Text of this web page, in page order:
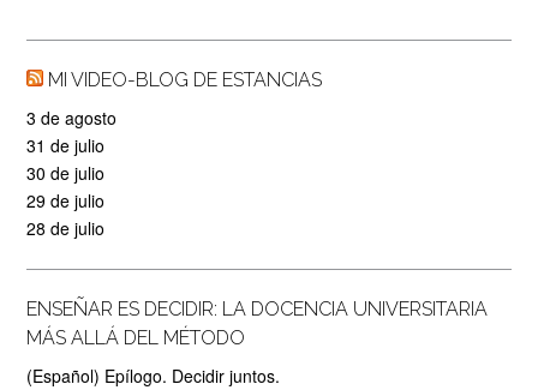
MI VIDEO-BLOG DE ESTANCIAS
3 de agosto
31 de julio
30 de julio
29 de julio
28 de julio
ENSEÑAR ES DECIDIR: LA DOCENCIA UNIVERSITARIA
MÁS ALLÁ DEL MÉTODO
(Español) Epílogo. Decidir juntos.